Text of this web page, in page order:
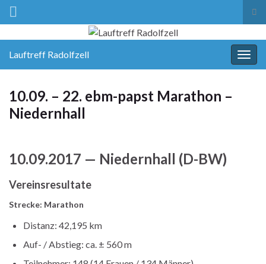
Lauftreff Radolfzell
10.09. – 22. ebm-papst Marathon –
Niedernhall
10.09.2017 — Niedernhall (D-BW)
Vereinsresultate
Strecke: Marathon
Distanz: 42,195 km
Auf- / Abstieg: ca. ± 560 m